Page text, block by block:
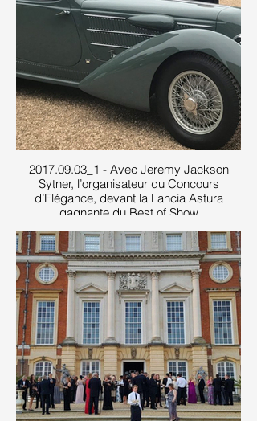
2017.09.03_1 - Avec Jeremy Jackson
Sytner, l’organisateur du Concours
d’Elégance, devant la Lancia Astura
gagnante du Best of Show